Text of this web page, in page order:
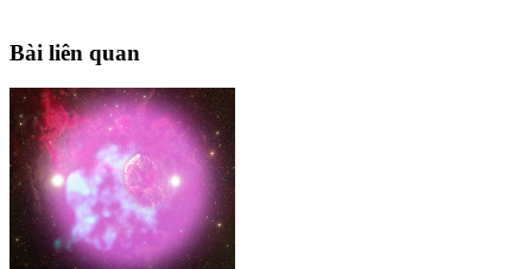
Bài liên quan